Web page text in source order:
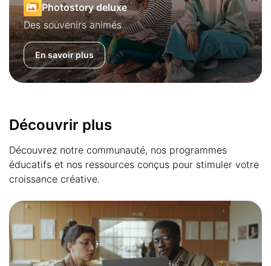
Photostory deluxe
Des souvenirs animés
En savoir plus
Découvrir plus
Découvrez notre communauté, nos programmes
éducatifs et nos ressources conçus pour stimuler votre
croissance créative.